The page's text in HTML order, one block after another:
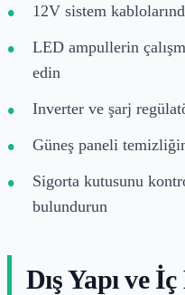
12V sistem
LED ampullerin
edin
Inverter ve şarj
Güneş paneli
Sigorta kutusunu
bulundurun
Dış Yapı ve